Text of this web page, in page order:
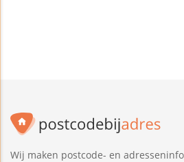
Wij maken postcode- en